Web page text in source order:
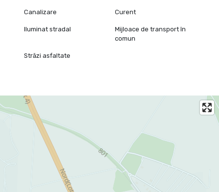
Canalizare Curent
Iluminat stradal
Mijloace de transport în
comun
Străzi asfaltate